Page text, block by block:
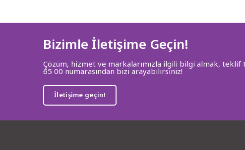
Bizimle İletişime Geçin!
Çözüm, hizmet ve markalarımızla ilgili bilgi almak,
65 00 numarasından bizi arayabilirsiniz!
İletişime geçin!